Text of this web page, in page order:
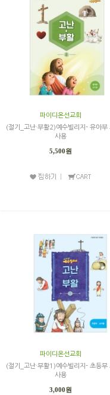
파이디온선교회
(절기_고난·부활2)예수빌리지- 유아부
사용
5,500원
파이디온선교회
(절기_고난·부활1)예수빌리지- 초등부
사용
3,000원